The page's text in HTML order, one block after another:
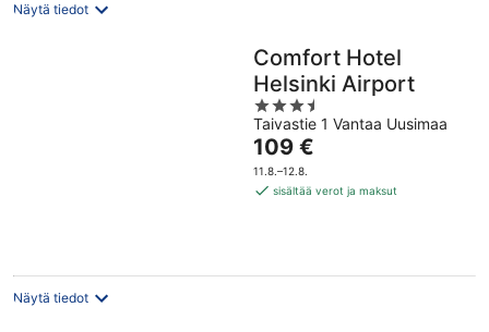
Näytä tiedot
Comfort Hotel
Helsinki Airport
3.5
out
of
5
Taivastie 1 Vantaa Uusimaa
Hinta
on
109 €
109 €
11.8.–12.8.
sisältää verot ja maksut
Näytä tiedot